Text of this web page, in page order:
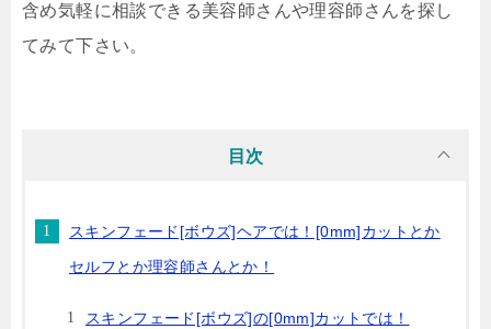
含め気軽に相談できる美容師さんや理容師さんを探し
てみて下さい。
目次
スキンフェード[ボウズ]ヘアでは！[0mm]カットとか
セルフとか理容師さんとか！
スキンフェード[ボウズ]の[0mm]カットでは！